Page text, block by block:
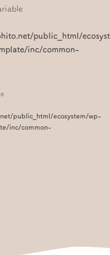
public_html/
inc/common-
public_html/ecosystem/wp-
inc/common-